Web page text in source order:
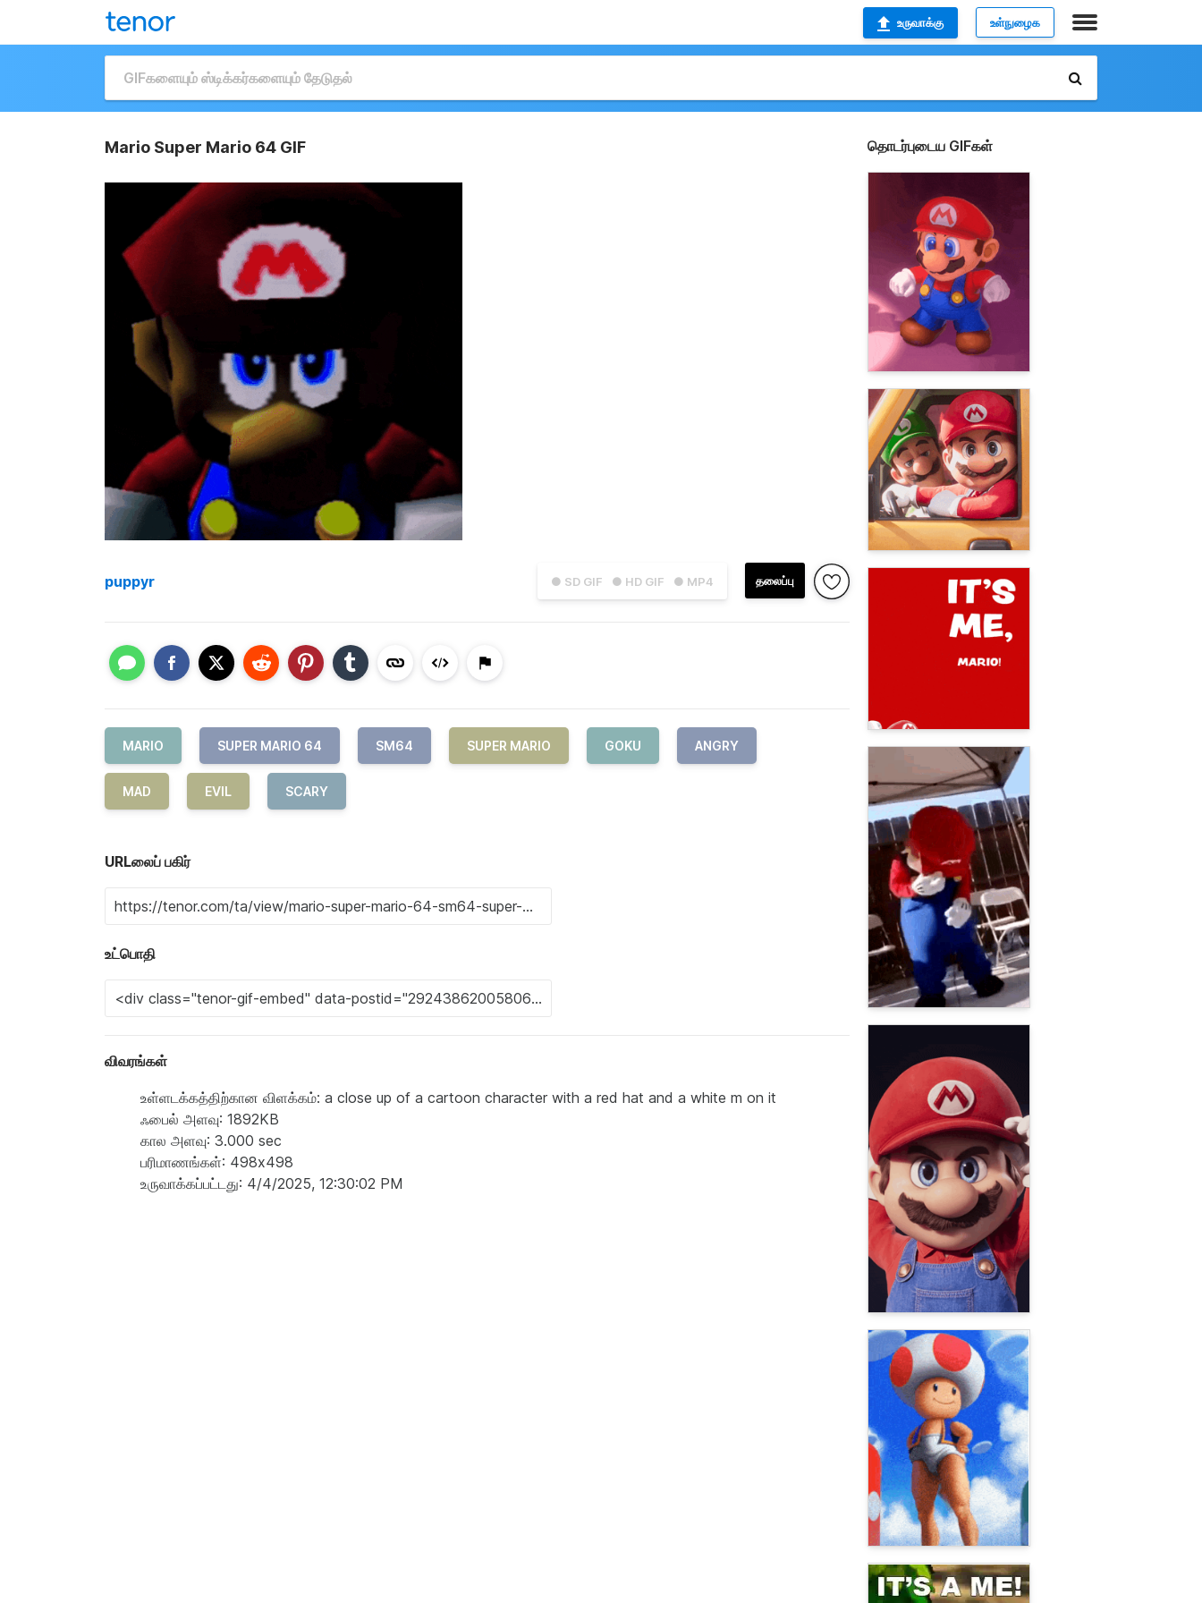
உருவாக்கு உள்நுழைக
Mario Super Mario 64 GIF
● SD GIF ● HD GIF ● MP4 தலைப்பு
puppyr
MARIO SUPER MARIO 64 SM64 SUPER MARIO GOKU ANGRY
MAD EVIL SCARY
URLலைப் பகிர்
உட்பொதி
விவரங்கள்
உள்ளடக்கத்திற்கான விளக்கம்: a close up of a cartoon character with a red hat and a white m on it
ஃபைல் அளவு: 1892KB
கால அளவு: 3.000 sec
பரிமாணங்கள்: 498x498
உருவாக்கப்பட்டது: 4/4/2025, 12:30:02 PM
தொடர்புடைய GIFகள்